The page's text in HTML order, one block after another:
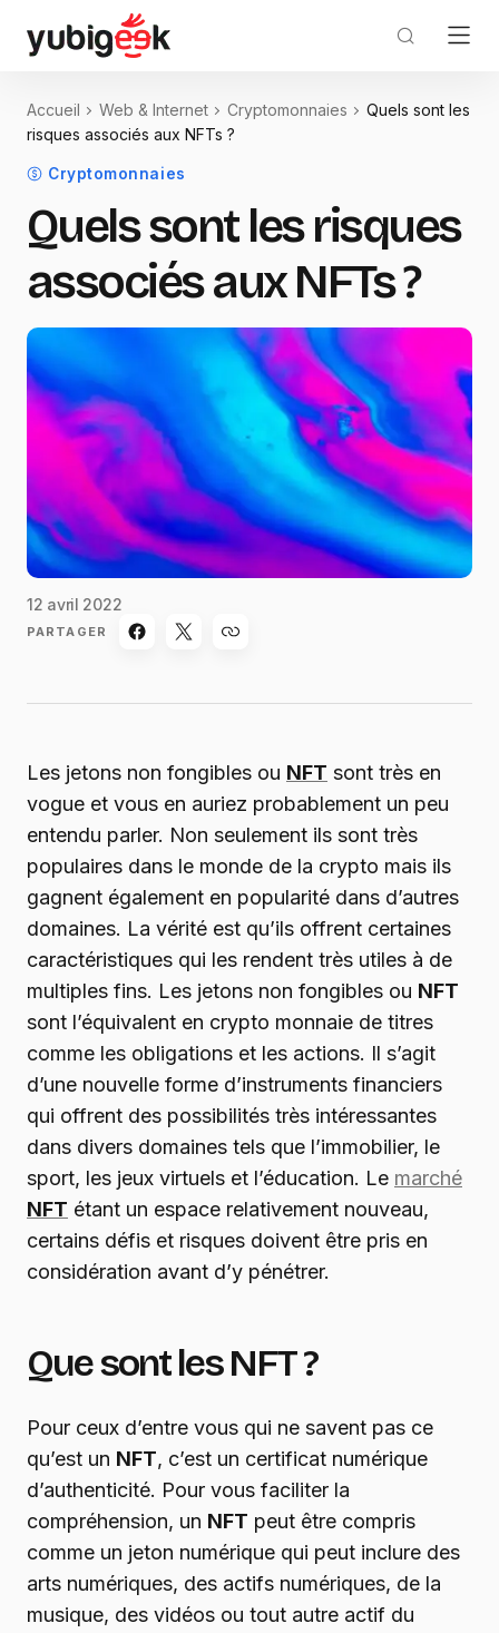
Accueil Web & Internet Cryptomonnaies
Quels sont les
risques associés aux NFTs ?
Cryptomonnaies
Quels sont les risques
associés aux NFTs ?
12 avril 2022
PARTAGER
Les jetons non fongibles ou NFT sont très en
vogue et vous en auriez probablement un peu
entendu parler. Non seulement ils sont très
populaires dans le monde de la crypto mais ils
gagnent également en popularité dans d’autres
domaines. La vérité est qu’ils offrent certaines
caractéristiques qui les rendent très utiles à de
multiples fins. Les jetons non fongibles ou NFT
sont l’équivalent en crypto monnaie de titres
comme les obligations et les actions. Il s’agit
d’une nouvelle forme d’instruments financiers
qui offrent des possibilités très intéressantes
dans divers domaines tels que l’immobilier, le
sport, les jeux virtuels et l’éducation. Le marché
NFT étant un espace relativement nouveau,
certains défis et risques doivent être pris en
considération avant d’y pénétrer.
Que sont les NFT ?
Pour ceux d’entre vous qui ne savent pas ce
qu’est un NFT, c’est un certificat numérique
d’authenticité. Pour vous faciliter la
compréhension, un NFT peut être compris
comme un jeton numérique qui peut inclure des
arts numériques, des actifs numériques, de la
musique, des vidéos ou tout autre actif du